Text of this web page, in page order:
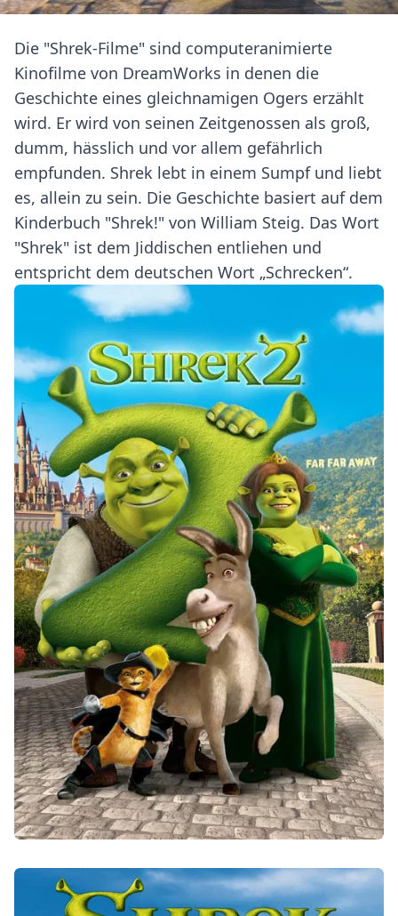
Die "Shrek-Filme" sind computeranimierte
Kinofilme von DreamWorks in denen die
Geschichte eines gleichnamigen Ogers erzählt
wird. Er wird von seinen Zeitgenossen als groß,
dumm, hässlich und vor allem gefährlich
empfunden. Shrek lebt in einem Sumpf und liebt
es, allein zu sein. Die Geschichte basiert auf dem
Kinderbuch "Shrek!" von William Steig. Das Wort
"Shrek" ist dem Jiddischen entliehen und
entspricht dem deutschen Wort „Schrecken“.